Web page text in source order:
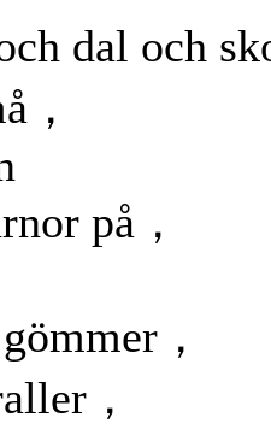
dal och
，
på，
，
，